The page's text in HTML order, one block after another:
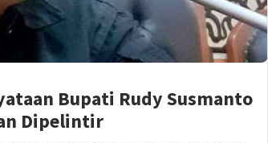
Bupati Rudy Susmanto
Dipelintir